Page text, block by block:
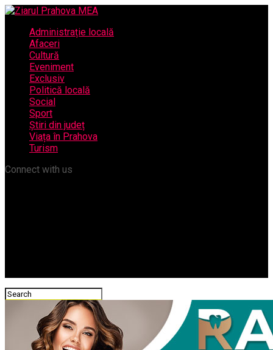
Administrație locală
Afaceri
Cultură
Eveniment
Exclusiv
Politică locală
Social
Sport
Știri din județ
Viața în Prahova
Turism
Connect with us